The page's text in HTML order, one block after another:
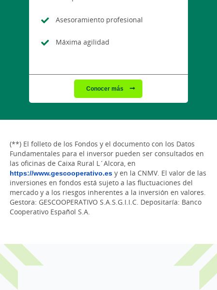
Asesoramiento profesional
Máxima agilidad
Conocer más
(**) El folleto de los Fondos y el documento con los Datos
Fundamentales para el inversor pueden ser consultados en
las oficinas de Caixa Rural L´Alcora, en
https://www.gescooperativo.es y en la CNMV. El valor de las
inversiones en fondos está sujeto a las fluctuaciones del
mercado y a los riesgos inherentes a la inversión en valores.
Gestora: GESCOOPERATIVO S.A.S.G.I.I.C. Depositaría: Banco
Cooperativo Español S.A.